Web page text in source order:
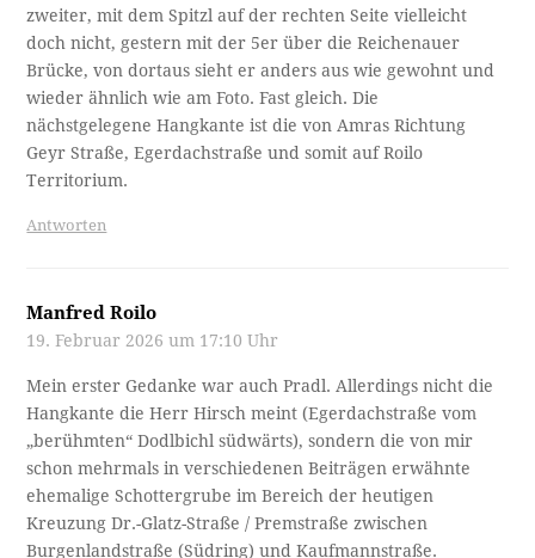
zweiter, mit dem Spitzl auf der rechten Seite vielleicht
doch nicht, gestern mit der 5er über die Reichenauer
Brücke, von dortaus sieht er anders aus wie gewohnt und
wieder ähnlich wie am Foto. Fast gleich. Die
nächstgelegene Hangkante ist die von Amras Richtung
Geyr Straße, Egerdachstraße und somit auf Roilo
Territorium.
Antworten
Manfred Roilo
19. Februar 2026 um 17:10 Uhr
Mein erster Gedanke war auch Pradl. Allerdings nicht die
Hangkante die Herr Hirsch meint (Egerdachstraße vom
„berühmten“ Dodlbichl südwärts), sondern die von mir
schon mehrmals in verschiedenen Beiträgen erwähnte
ehemalige Schottergrube im Bereich der heutigen
Kreuzung Dr.-Glatz-Straße / Premstraße zwischen
Burgenlandstraße (Südring) und Kaufmannstraße.